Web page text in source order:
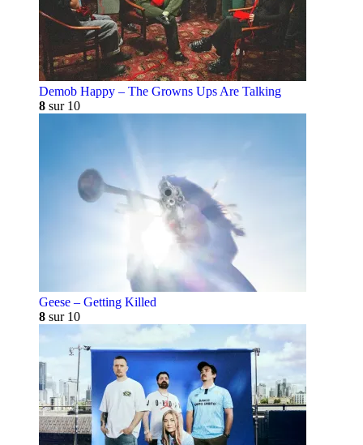
Demob Happy – The Growns Ups Are Talking
8 sur 10
Geese – Getting Killed
8 sur 10